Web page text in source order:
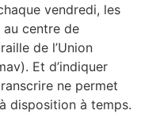
vendredi, les
centre de
de l’Union
Et d’indiquer
ne permet
disposition à temps.